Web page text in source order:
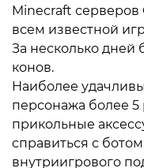
Minecraft серверов
всем известной
За несколько дней
конов.
Наиболее
персонажа более 5
прикольные
справиться с
внутриигрового